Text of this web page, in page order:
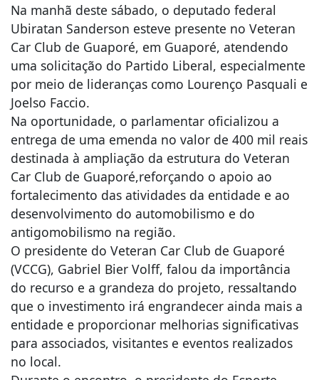
Na manhã deste sábado, o deputado federal
Ubiratan Sanderson esteve presente no Veteran
Car Club de Guaporé, em Guaporé, atendendo
uma solicitação do Partido Liberal, especialmente
por meio de lideranças como Lourenço Pasquali e
Joelso Faccio.
Na oportunidade, o parlamentar oficializou a
entrega de uma emenda no valor de 400 mil reais
destinada à ampliação da estrutura do Veteran
Car Club de Guaporé,reforçando o apoio ao
fortalecimento das atividades da entidade e ao
desenvolvimento do automobilismo e do
antigomobilismo na região.
O presidente do Veteran Car Club de Guaporé
(VCCG), Gabriel Bier Volff, falou da importância
do recurso e a grandeza do projeto, ressaltando
que o investimento irá engrandecer ainda mais a
entidade e proporcionar melhorias significativas
para associados, visitantes e eventos realizados
no local.